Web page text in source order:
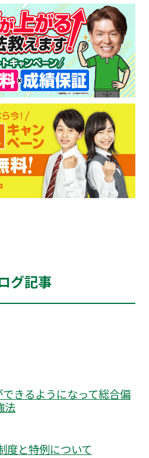
グ記事
きるようになって総合偏
法
度と特例について